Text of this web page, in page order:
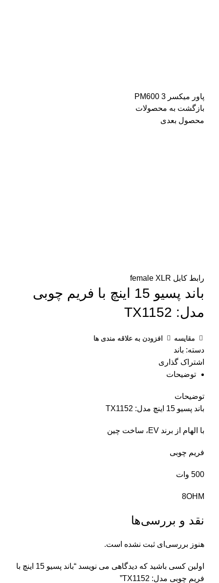
پاور میکسر 3 PM600
بازگشت به محصولات
محصول بعدی
رابط کابل female XLR
باند پسیو 15 اینچ با فریم چوبی
مدل: TX1152
مقایسه افزودن به علاقه مندی ها
دسته: باند
اشتراک گذاری
توضیحات
توضیحات
باند پسیو 15 اینچ مدل: TX1152
با الهام از برند EV، ساخت چین
فریم چوبی
500 وات
8OHM
نقد و بررسی‌ها
هنوز بررسی‌ای ثبت نشده است.
اولین کسی باشید که دیدگاهی می نویسد “باند پسیو 15 اینچ با
فریم چوبی مدل: TX1152”